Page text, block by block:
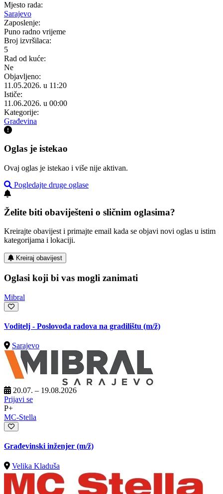
Mjesto rada:
Sarajevo
Zaposlenje:
Puno radno vrijeme
Broj izvršilaca:
5
Rad od kuće:
Ne
Objavljeno:
11.05.2026. u 11:20
Ističe:
11.06.2026. u 00:00
Kategorije:
Građevina
Oglas je istekao
Ovaj oglas je istekao i više nije aktivan.
Pogledajte druge oglase
Želite biti obaviješteni o sličnim oglasima?
Kreirajte obavijest i primajte email kada se objavi novi oglas u istim
kategorijama i lokaciji.
Kreiraj obavijest
Oglasi koji bi vas mogli zanimati
Mibral
Voditelj - Poslovođa radova na gradilištu (m/ž)
Sarajevo
20.07. – 19.08.2026
Prijavi se
P+
MC-Stella
Građevinski inženjer (m/ž)
Velika Kladuša